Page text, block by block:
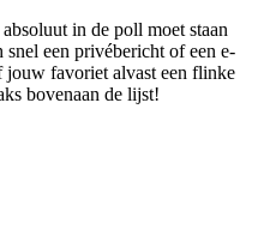
in de poll moet staan
een privébericht of een e-
jouw favoriet alvast een flinke
bovenaan de lijst!